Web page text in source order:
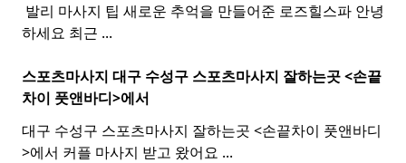
​ 발리 마사지 팁 새로운 추억을 만들어준 로즈힐스파 안녕
하세요 최근 ...
스포츠마사지 대구 수성구 스포츠마사지 잘하는곳 <손끝
차이 풋앤바디>에서
대구 수성구 스포츠마사지 잘하는곳 <손끝차이 풋앤바디
>에서 커플 마사지 받고 왔어요 ...